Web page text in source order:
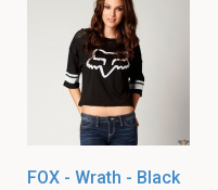
FOX - Wrath - Black